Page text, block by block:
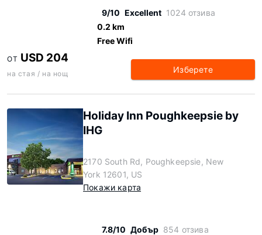
9/10 Excellent 1024 отзива
0.2 km
Free Wifi
ОТ USD 204
на стая / на нощ Изберете
Holiday Inn Poughkeepsie by
IHG
2170 South Rd, Poughkeepsie, New
York 12601, US
Покажи карта
7.8/10 Добър 854 отзива